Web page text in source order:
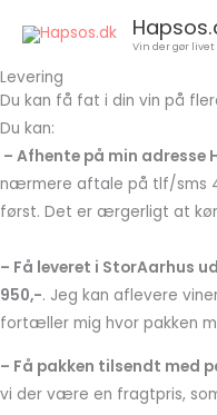
indholdet
Vin der gør livet
Levering
Du kan få fat i din vin på
Du kan:
– Afhente på min adresse
nærmere aftale på tlf/sms
først. Det er ærgerligt at
– Få leveret i StorAarhus
950,-. Jeg kan aflevere
fortæller mig hvor pakken
– Få pakken tilsendt med
vi der være en fragtpris,